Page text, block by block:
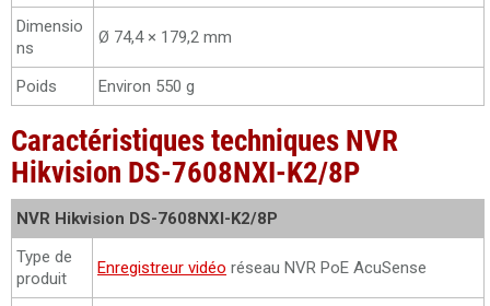
Dimensio
ns
Ø 74,4 × 179,2 mm
Poids Environ 550 g
Caractéristiques techniques NVR
Hikvision DS-7608NXI-K2/8P
NVR Hikvision DS-7608NXI-K2/8P
Type de
produit
Enregistreur vidéo réseau NVR PoE AcuSense